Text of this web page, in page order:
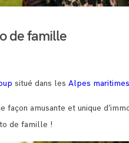
de famille
situé dans les Alpes maritimes
amusante et unique
de famille !